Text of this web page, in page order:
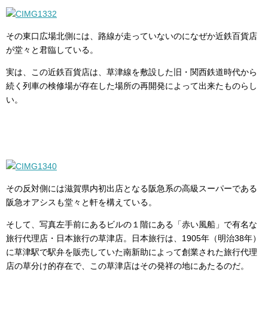
その東口広場北側には、路線が走っていないのになぜか近鉄百貨店
が堂々と君臨している。
実は、この近鉄百貨店は、草津線を敷設した旧・関西鉄道時代から
続く列車の検修場が存在した場所の再開発によって出来たものらし
い。
その反対側には滋賀県内初出店となる阪急系の高級スーパーである
阪急オアシスも堂々と軒を構えている。
そして、写真左手前にあるビルの１階にある「赤い風船」で有名な
旅行代理店・日本旅行の草津店。日本旅行は、1905年（明治38年）
に草津駅で駅弁を販売していた南新助によって創業された旅行代理
店の草分け的存在で、この草津店はその発祥の地にあたるのだ。